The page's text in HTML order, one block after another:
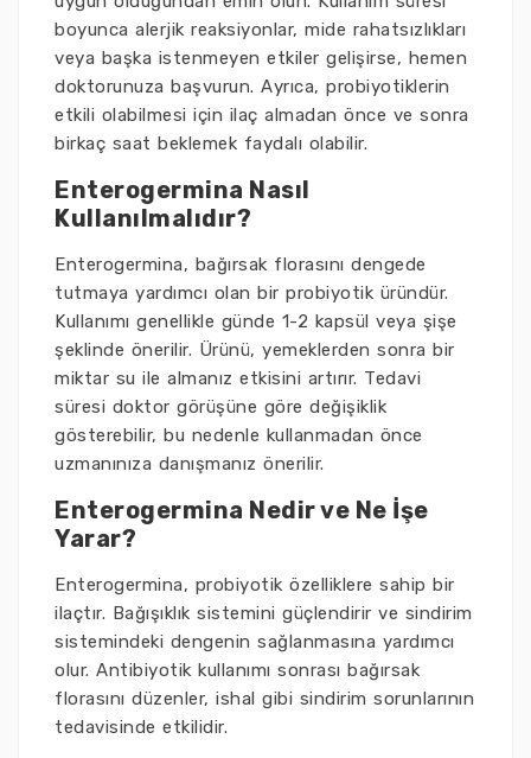
boyunca alerjik reaksiyonlar, mide rahatsızlıkları
veya başka istenmeyen etkiler gelişirse, hemen
doktorunuza başvurun. Ayrıca, probiyotiklerin
etkili olabilmesi için ilaç almadan önce ve sonra
birkaç saat beklemek faydalı olabilir.
Enterogermina Nasıl
Kullanılmalıdır?
Enterogermina, bağırsak florasını dengede
tutmaya yardımcı olan bir probiyotik üründür.
Kullanımı genellikle günde 1-2 kapsül veya şişe
şeklinde önerilir. Ürünü, yemeklerden sonra bir
miktar su ile almanız etkisini artırır. Tedavi
süresi doktor görüşüne göre değişiklik
gösterebilir, bu nedenle kullanmadan önce
uzmanınıza danışmanız önerilir.
Enterogermina Nedir ve Ne İşe
Yarar?
Enterogermina, probiyotik özelliklere sahip bir
ilaçtır. Bağışıklık sistemini güçlendirir ve sindirim
sistemindeki dengenin sağlanmasına yardımcı
olur. Antibiyotik kullanımı sonrası bağırsak
florasını düzenler, ishal gibi sindirim sorunlarının
tedavisinde etkilidir.